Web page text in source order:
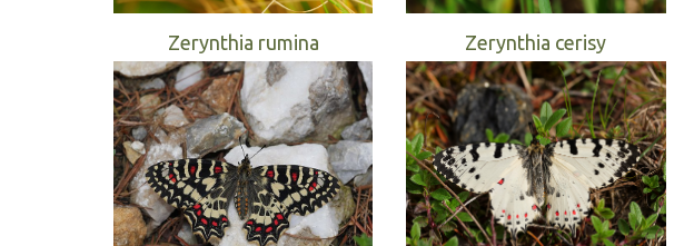
Zerynthia rumina Zerynthia cerisy